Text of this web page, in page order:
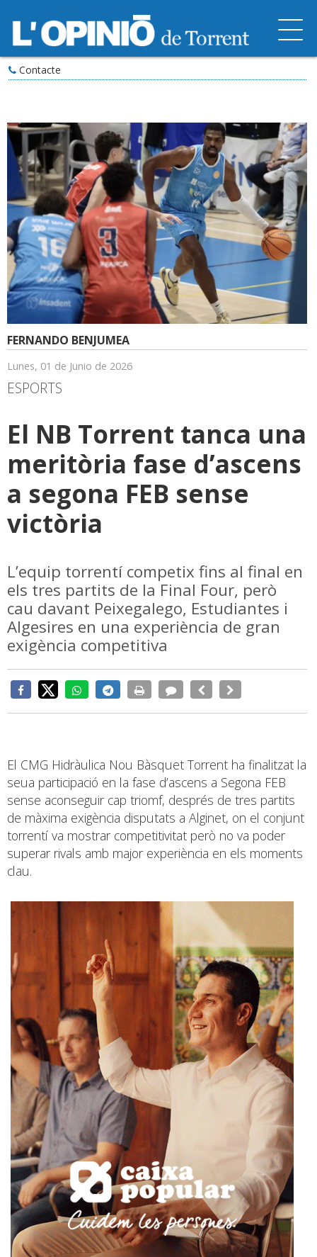
Contacte
FERNANDO BENJUMEA
Lunes, 01 de Junio de 2026
ESPORTS
El NB Torrent tanca una
meritòria fase d’ascens
a segona FEB sense
victòria
L’equip torrentí competix fins al final en
els tres partits de la Final Four, però
cau davant Peixegalego, Estudiantes i
Algesires en una experiència de gran
exigència competitiva
El CMG Hidràulica Nou Bàsquet Torrent ha finalitzat la
seua participació en la fase d’ascens a Segona FEB
sense aconseguir cap triomf, després de tres partits
de màxima exigència disputats a Alginet, on el conjunt
torrentí va mostrar competitivitat però no va poder
superar rivals amb major experiència en els moments
clau.